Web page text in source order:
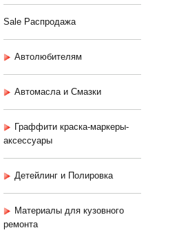
Sale Распродажа
Автолюбителям
Автомасла и Смазки
Граффити краска-маркеры-
аксессуары
Детейлинг и Полировка
Материалы для кузовного
ремонта